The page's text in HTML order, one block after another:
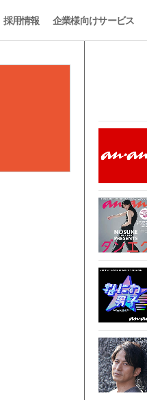
採用情報 企業様向けサービス